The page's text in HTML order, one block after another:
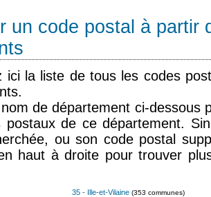
un code postal à partir
ici la liste de tous les codes
de département ci-dessous
postaux de ce département.
ou son code postal
haut à droite pour trouver
35 - Ille-et-Vilaine (353 communes)